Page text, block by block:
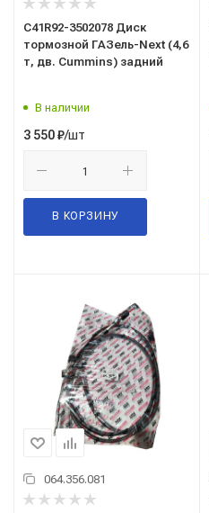
С41R92-3502078 Диск
тормозной ГАЗель-Next (4,6
т, дв. Cummins) задний
В наличии
3 550₽/шт
В КОРЗИНУ
064.356.081